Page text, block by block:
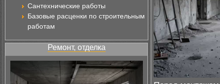
Сантехнические работы
Базовые расценки по строительным
работам
Ремонт, отделка